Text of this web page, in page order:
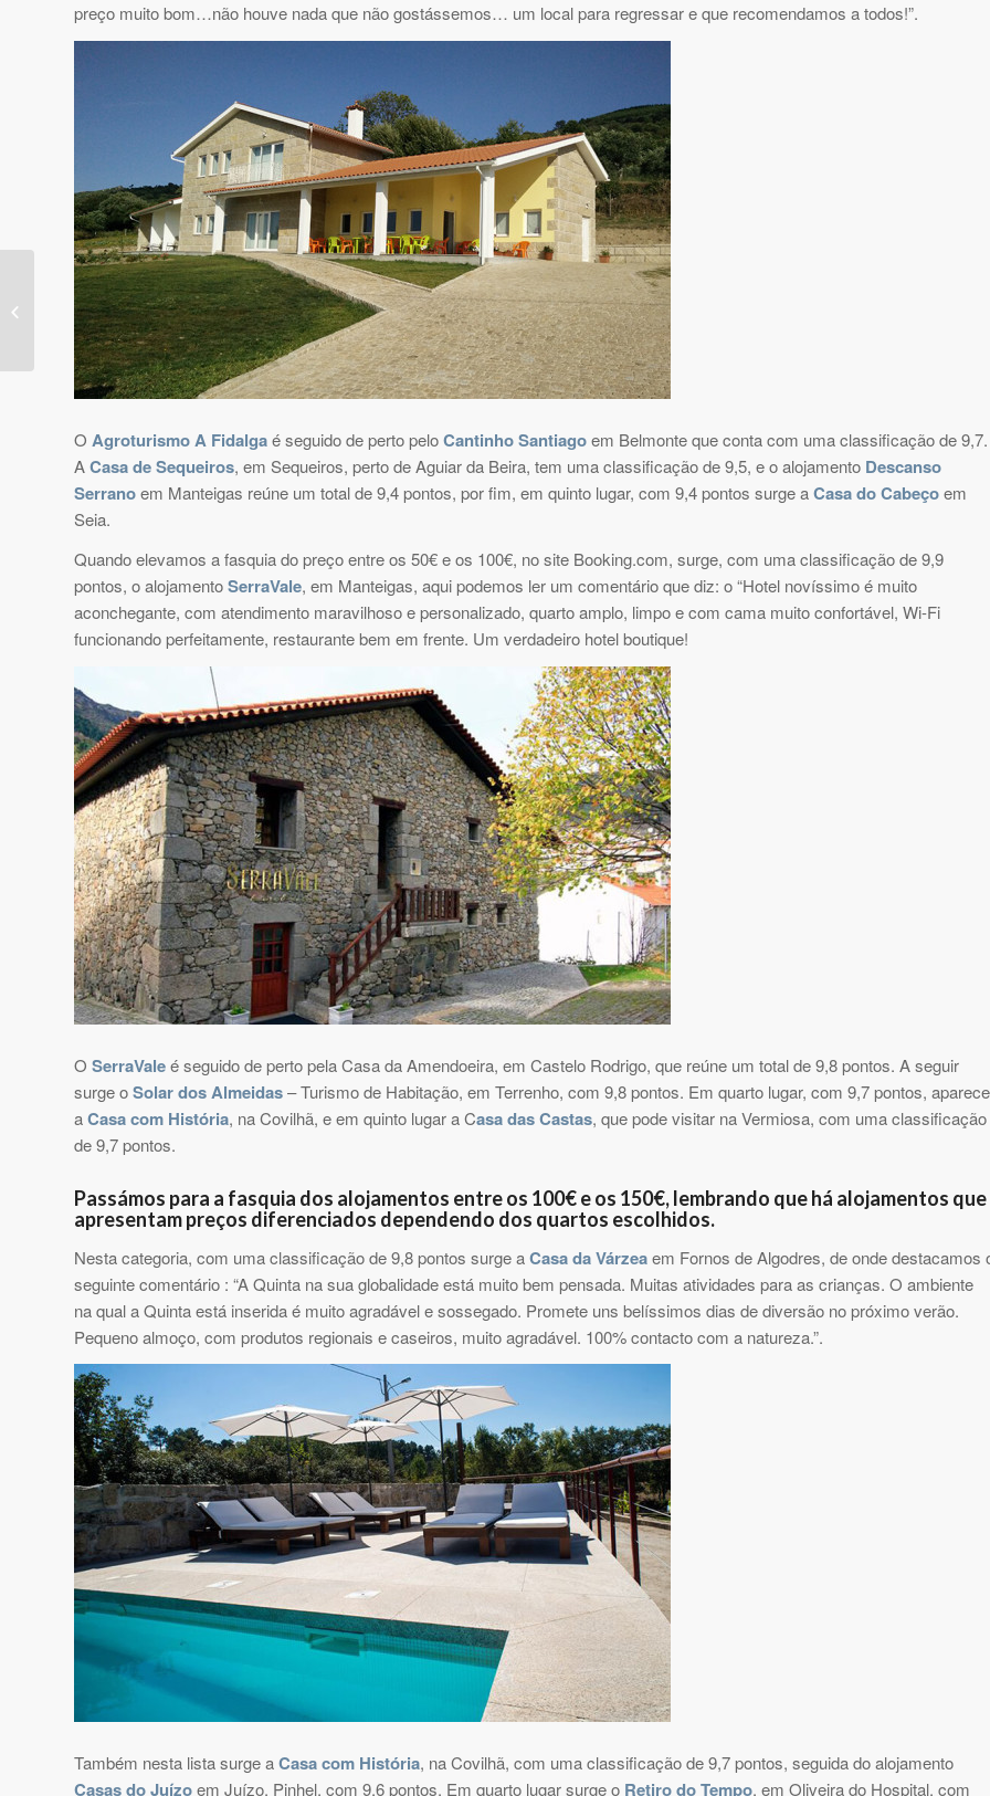
preço muito bom…não houve nada que não gostássemos… um local para regressar e que recomendamos a todos!”.
O Agroturismo A Fidalgaé seguido de perto peloCantinho Santiagoem Belmonte que conta com uma classificação de 9,7.
ACasa de Sequeiros, em Sequeiros, perto de Aguiar da Beira, tem uma classificação de 9,5, e o alojamento Descanso
Serranoem Manteigas reúne um total de 9,4 pontos, por fim, em quinto lugar, com 9,4 pontos surge aCasa do Cabeçoem
Seia.
Quando elevamos a fasquia do preço entre os 50€ e os 100€, no site Booking.com, surge, com uma classificação de 9,9
pontos, o alojamentoSerraVale, em Manteigas, aqui podemos ler um comentário que diz: o “Hotel novíssimo é muito
aconchegante, com atendimento maravilhoso e personalizado, quarto amplo, limpo e com cama muito confortável, Wi-Fi
funcionando perfeitamente, restaurante bem em frente. Um verdadeiro hotel boutique!
O SerraValeé seguido de perto pela Casa da Amendoeira, em Castelo Rodrigo, que reúne um total de 9,8 pontos. A seguir
surge oSolar dos Almeidas– Turismo de Habitação, em Terrenho, com 9,8 pontos. Em quarto lugar, com 9,7 pontos, aparece
aCasa com História, na Covilhã, e em quinto lugar a Casa das Castas, que pode visitar na Vermiosa, com uma classificação
de 9,7 pontos.
Passámos para a fasquia dos alojamentos entre os 100€ e os 150€, lembrando que há alojamentos que
apresentam preços diferenciados dependendo dos quartos escolhidos.
Nesta categoria, com uma classificação de 9,8 pontos surge aCasa da Várzeaem Fornos de Algodres, de onde destacamos
seguinte comentário : “A Quinta na sua globalidade está muito bem pensada. Muitas atividades para as crianças. O ambiente
na qual a Quinta está inserida é muito agradável e sossegado. Promete uns belíssimos dias de diversão no próximo verão.
Pequeno almoço, com produtos regionais e caseiros, muito agradável. 100% contacto com a natureza.”.
Também nesta lista surge aCasa com História, na Covilhã, com uma classificação de 9,7 pontos, seguida do alojamento
Casas do Juízoem Juízo, Pinhel, com 9,6 pontos. Em quarto lugar surge o Retiro do Tempo, em Oliveira do Hospital, com
O Carnaval 2016 em imagens